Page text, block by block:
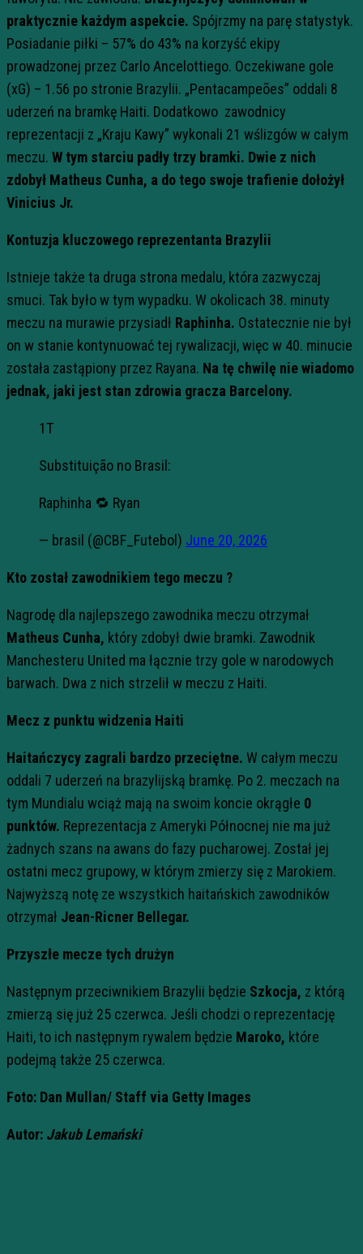
praktycznie każdym aspekcie. Spójrzmy na parę statystyk.
Posiadanie piłki – 57% do 43% na korzyść ekipy
prowadzonej przez Carlo Ancelottiego. Oczekiwane gole
(xG) – 1.56 po stronie Brazylii. „Pentacampeões” oddali 8
uderzeń na bramkę Haiti. Dodatkowo zawodnicy
reprezentacji z „Kraju Kawy” wykonali 21 wślizgów w całym
meczu. W tym starciu padły trzy bramki. Dwie z nich
zdobył Matheus Cunha, a do tego swoje trafienie dołożył
Vinicius Jr.
Kontuzja kluczowego reprezentanta Brazylii
Istnieje także ta druga strona medalu, która zazwyczaj
smuci. Tak było w tym wypadku. W okolicach 38. minuty
meczu na murawie przysiadł Raphinha. Ostatecznie nie był
on w stanie kontynuować tej rywalizacji, więc w 40. minucie
została zastąpiony przez Rayana. Na tę chwilę nie wiadomo
jednak, jaki jest stan zdrowia gracza Barcelony.
1T
Substituição no Brasil:
Raphinha 🔁 Ryan
— brasil (@CBF_Futebol) June 20, 2026
Kto został zawodnikiem tego meczu ?
Nagrodę dla najlepszego zawodnika meczu otrzymał
Matheus Cunha, który zdobył dwie bramki. Zawodnik
Manchesteru United ma łącznie trzy gole w narodowych
barwach. Dwa z nich strzelił w meczu z Haiti.
Mecz z punktu widzenia Haiti
Haitańczycy zagrali bardzo przeciętne. W całym meczu
oddali 7 uderzeń na brazylijską bramkę. Po 2. meczach na
tym Mundialu wciąż mają na swoim koncie okrągłe 0
punktów. Reprezentacja z Ameryki Północnej nie ma już
żadnych szans na awans do fazy pucharowej. Został jej
ostatni mecz grupowy, w którym zmierzy się z Marokiem.
Najwyższą notę ze wszystkich haitańskich zawodników
otrzymał Jean-Ricner Bellegar.
Przyszłe mecze tych drużyn
Następnym przeciwnikiem Brazylii będzie Szkocja, z którą
zmierzą się już 25 czerwca. Jeśli chodzi o reprezentację
Haiti, to ich następnym rywalem będzie Maroko, które
podejmą także 25 czerwca.
Foto: Dan Mullan/ Staff via Getty Images
Autor: Jakub Lemański